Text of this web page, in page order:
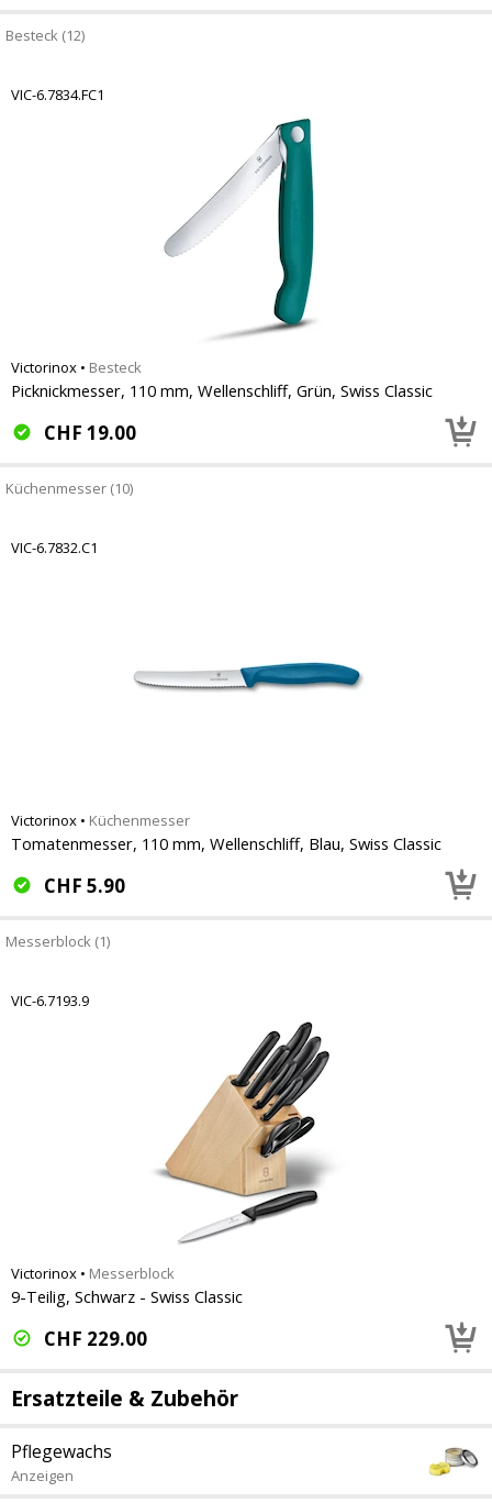
Besteck (12)
VIC-6.7834.FC1
Victorinox • Besteck
Picknickmesser, 110 mm, Wellenschliff, Grün, Swiss Classic
CHF 19.00
Küchenmesser (10)
VIC-6.7832.C1
Victorinox • Küchenmesser
Tomatenmesser, 110 mm, Wellenschliff, Blau, Swiss Classic
CHF 5.90
Messerblock (1)
VIC-6.7193.9
Victorinox • Messerblock
9-Teilig, Schwarz - Swiss Classic
CHF 229.00
Ersatzteile & Zubehör
Pflegewachs
Anzeigen